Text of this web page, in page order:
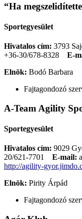
“Ha
Sportegyesület
Hivatalos cím: 3793
+36-30/678-8328
E-
Elnök: Bodó Barbara
Fajtagondozó
A-Team Agility
Sportegyesület
Hivatalos cím: 9029
20/621-7701
E-mail:
http://agility-
Elnök: Pirity Árpád
Fajtagondozó